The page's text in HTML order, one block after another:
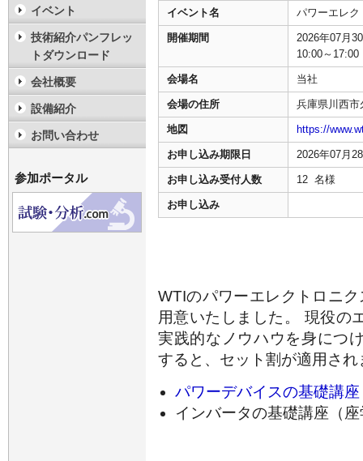
イベント名 パワーエレク
開催期間
2026年07月
10:00～17:00
会場名 当社
会場の住所 兵庫県川西市
地図 https://
お申し込み期限日 2026年07月
お申し込み受付人数 12 名様
お申し込み
WTIのパワーエレクトロニ
用意いたしました。 現役の
実践的なノウハウを身につ
すると、セット割が適用さ
パワーデバイスの基
インバータの基礎講座（
イベント
技術紹介パンフレッ
トダウンロード
会社概要
設備紹介
お問い合わせ
参加ポータル